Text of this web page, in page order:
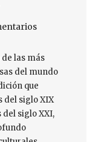
las más
del mundo
que
del siglo XIX
siglo XXI,